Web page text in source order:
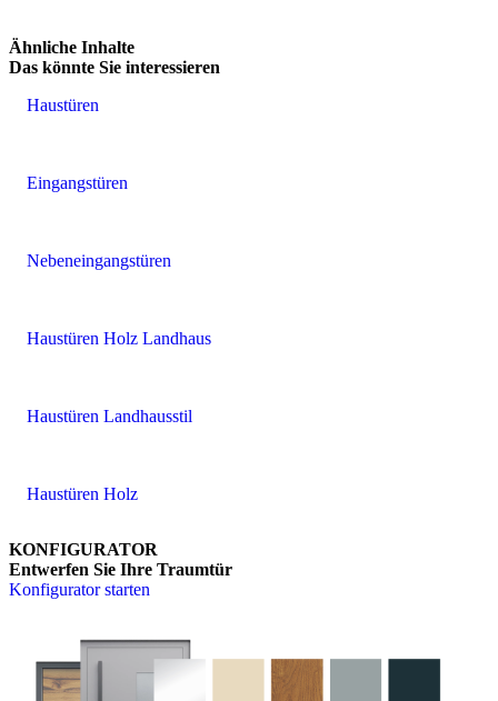
Ähnliche Inhalte
Das könnte Sie interessieren
Haustüren
Eingangstüren
Nebeneingangstüren
Haustüren Holz Landhaus
Haustüren Landhausstil
Haustüren Holz
KONFIGURATOR
Entwerfen Sie Ihre Traumtür
Konfigurator starten